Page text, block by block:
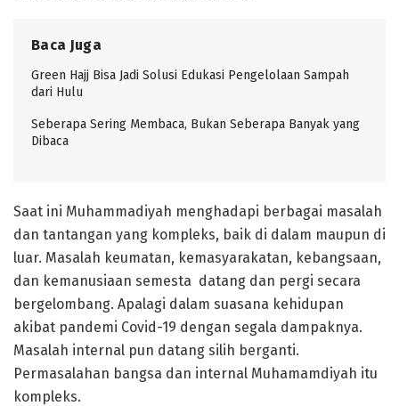
Baca Juga
Green Hajj Bisa Jadi Solusi Edukasi Pengelolaan Sampah
dari Hulu
Seberapa Sering Membaca, Bukan Seberapa Banyak yang
Dibaca
Saat ini Muhammadiyah menghadapi berbagai masalah
dan tantangan yang kompleks, baik di dalam maupun di
luar. Masalah keumatan, kemasyarakatan, kebangsaan,
dan kemanusiaan semesta datang dan pergi secara
bergelombang. Apalagi dalam suasana kehidupan
akibat pandemi Covid-19 dengan segala dampaknya.
Masalah internal pun datang silih berganti.
Permasalahan bangsa dan internal Muhamamdiyah itu
kompleks.